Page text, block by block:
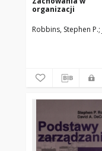
organizacji
Robbins, Stephen P.